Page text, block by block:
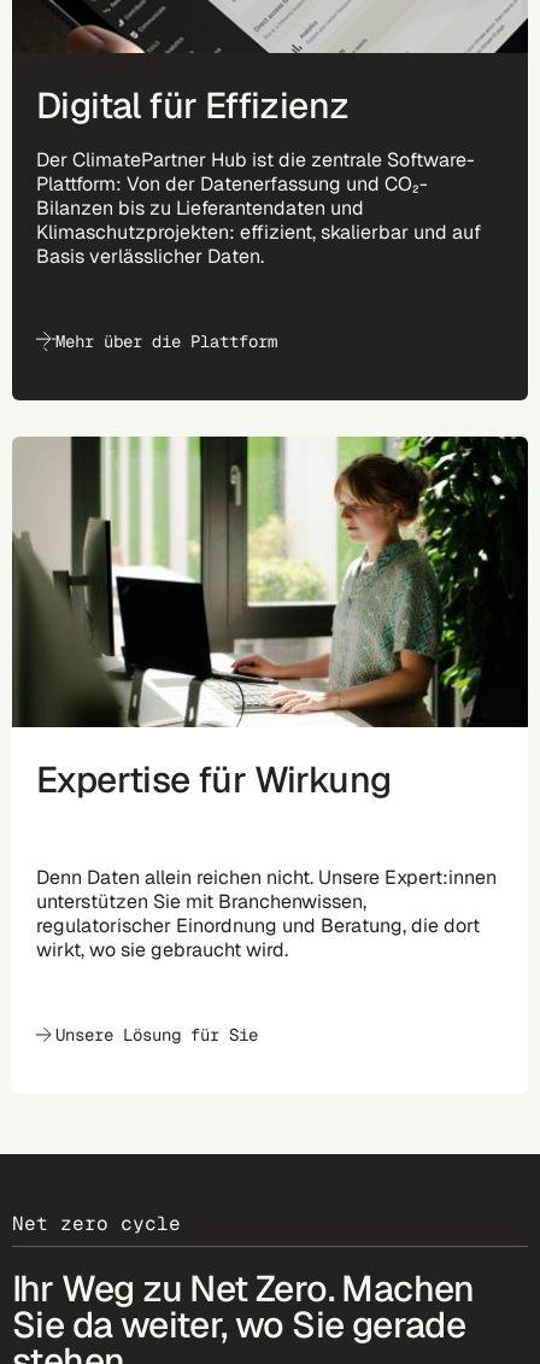
Digital für Effizienz
Der ClimatePartner Hub ist die zentrale Software-
Plattform: Von der Datenerfassung und CO₂-
Bilanzen bis zu Lieferantendaten und
Klimaschutzprojekten: effizient, skalierbar und auf
Basis verlässlicher Daten.
Mehr über die Plattform
Expertise für Wirkung
Denn Daten allein reichen nicht. Unsere Expert:innen
unterstützen Sie mit Branchenwissen,
regulatorischer Einordnung und Beratung, die dort
wirkt, wo sie gebraucht wird.
Unsere Lösung für Sie
Net zero cycle
Ihr Weg zu Net Zero. Machen
Sie da weiter, wo Sie gerade